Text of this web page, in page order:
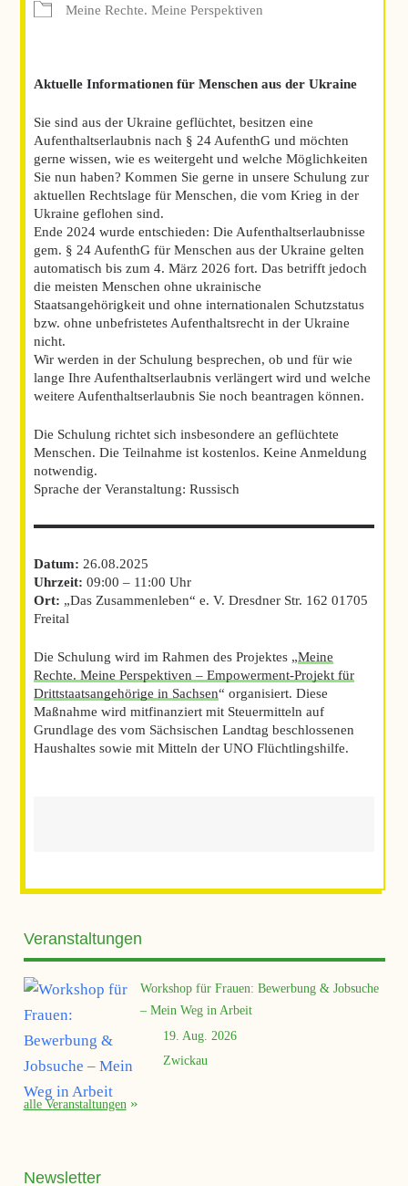
Meine Rechte. Meine Perspektiven
Aktuelle Informationen für Menschen aus der Ukraine
Sie sind aus der Ukraine geflüchtet, besitzen eine
Aufenthaltserlaubnis nach § 24 AufenthG und möchten
gerne wissen, wie es weitergeht und welche Möglichkeiten
Sie nun haben? Kommen Sie gerne in unsere Schulung zur
aktuellen Rechtslage für Menschen, die vom Krieg in der
Ukraine geflohen sind.
Ende 2024 wurde entschieden: Die Aufenthaltserlaubnisse
gem. § 24 AufenthG für Menschen aus der Ukraine gelten
automatisch bis zum 4. März 2026 fort. Das betrifft jedoch
die meisten Menschen ohne ukrainische
Staatsangehörigkeit und ohne internationalen Schutzstatus
bzw. ohne unbefristetes Aufenthaltsrecht in der Ukraine
nicht.
Wir werden in der Schulung besprechen, ob und für wie
lange Ihre Aufenthaltserlaubnis verlängert wird und welche
weitere Aufenthaltserlaubnis Sie noch beantragen können.
Die Schulung richtet sich insbesondere an geflüchtete
Menschen. Die Teilnahme ist kostenlos. Keine Anmeldung
notwendig.
Sprache der Veranstaltung: Russisch
Datum: 26.08.2025
Uhrzeit:09:00 – 11:00 Uhr
Ort: „Das Zusammenleben“ e. V. Dresdner Str. 162 01705
Freital
Die Schulung wird im Rahmen des Projektes „Meine
Rechte. Meine Perspektiven – Empowerment-Projekt für
Drittstaatsangehörige in Sachsen“ organisiert. Diese
Maßnahme wird mitfinanziert mit Steuermitteln auf
Grundlage des vom Sächsischen Landtag beschlossenen
Haushaltes sowie mit Mitteln der UNO Flüchtlingshilfe.
Veranstaltungen
Workshop für Frauen: Bewerbung & Jobsuche
– Mein Weg in Arbeit
19. Aug. 2026
Zwickau
alle Veranstaltungen
Newsletter